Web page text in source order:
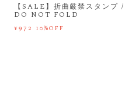
【SALE】折曲厳禁スタンプ /
DO NOT FOLD
¥972 10%OFF